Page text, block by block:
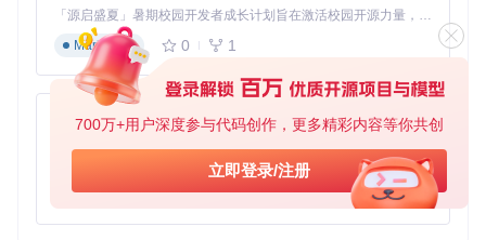
700万+用户深度参与代码创作，更多精彩内容等你共创
立即登录/注册
在"ClusterTab"创建服务器集群，添加IP与端口信息
通过仪表盘监控CPU/内存使用率和在线玩家数
配置自动备份策略（推荐每4小时一次世界存档）
使用"批量配置"功能统一设置经验倍率和资源刷新参数
适用场景：5人以下小团队的多地图联机需求，如孤岛+焦
2.3 跨设备玩家的配置同步系统
：一次配置，多端复用，避免重复劳动
「源启盛夏」暑期校园开发者成长计划旨在激活校园开源力量，通过积分激励、认证扶持、资源倾斜等形式，引导高校组织和开发者完成「入驻 — 建项目 — 做贡献 — 获认证 — 得资源」的完整闭环。无论你是想带领社团入驻平台的组织者，还是希望用代码贡献证明自己的开发者，都能在这里找到属于你的成长路径。
Markdown
0 1
py-xiaozhi
基于Python的Xiaozhi AI，适用于想要完整Xiaozhi体验而无需拥有专用硬件的用户。
Python
0 1